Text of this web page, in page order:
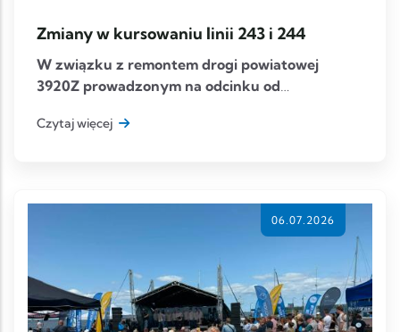
Zmiany w kursowaniu linii 243 i 244
W związku z remontem drogi powiatowej
3920Z prowadzonym na odcinku od
Czytaj więcej
06.07.2026